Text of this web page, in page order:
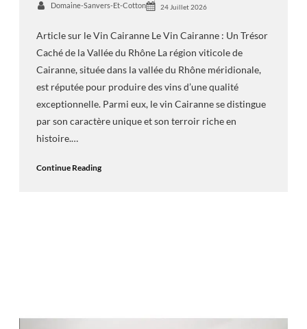
Domaine-Sanvers-Et-Cotton 24 Juillet 2026
Article sur le Vin Cairanne Le Vin Cairanne : Un Trésor
Caché de la Vallée du Rhône La région viticole de
Cairanne, située dans la vallée du Rhône méridionale,
est réputée pour produire des vins d’une qualité
exceptionnelle. Parmi eux, le vin Cairanne se distingue
par son caractère unique et son terroir riche en
histoire.…
Continue Reading